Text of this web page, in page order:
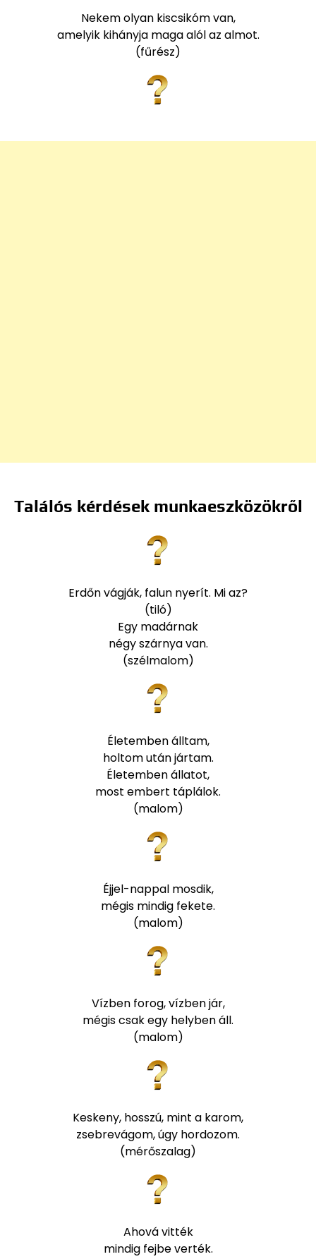
Nekem olyan kiscsikóm van,
amelyik kihányja maga alól az almot.
(fűrész)
Találós kérdések munkaeszközökről
Erdőn vágják, falun nyerít. Mi az?
(tiló)
Egy madárnak
négy szárnya van.
(szélmalom)
Életemben álltam,
holtom után jártam.
Életemben állatot,
most embert táplálok.
(malom)
Éjjel-nappal mosdik,
mégis mindig fekete.
(malom)
Vízben forog, vízben jár,
mégis csak egy helyben áll.
(malom)
Keskeny, hosszú, mint a karom,
zsebrevágom, úgy hordozom.
(mérőszalag)
Ahová vitték
mindig fejbe verték.